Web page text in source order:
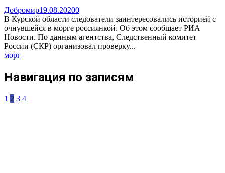
Добромир19.08.20200
В Курской области следователи заинтересовались историей с
очнувшейся в морге россиянкой. Об этом сообщает РИА
Новости. По данным агентства, Следственный комитет
России (СКР) организовал проверку...
морг
Навигация по записям
1 2 3 4